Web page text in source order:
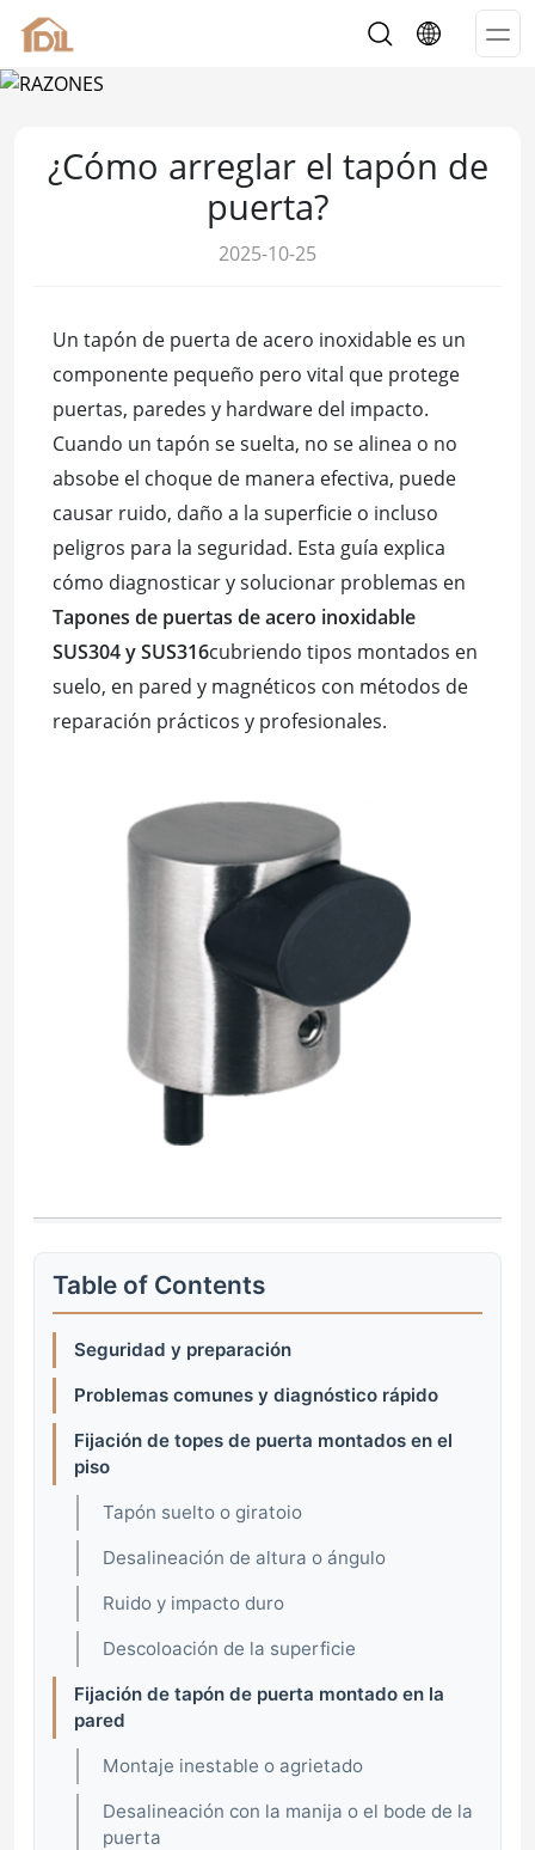
¿Cómo arreglar el tapón de
puerta?
2025-10-25
Un tapón de puerta de acero inoxidable es un
componente pequeño pero vital que protege
puertas, paredes y hardware del impacto.
Cuando un tapón se suelta, no se alinea o no
absobe el choque de manera efectiva, puede
causar ruido, daño a la superficie o incluso
peligros para la seguridad. Esta guía explica
cómo diagnosticar y solucionar problemas en
Tapones de puertas de acero inoxidable
SUS304 y SUS316cubriendo tipos montados en
suelo, en pared y magnéticos con métodos de
reparación prácticos y profesionales.
Table of Contents
Seguridad y preparación
Problemas comunes y diagnóstico rápido
Fijación de topes de puerta montados en el
piso
Tapón suelto o giratoio
Desalineación de altura o ángulo
Ruido y impacto duro
Descoloación de la superficie
Fijación de tapón de puerta montado en la
pared
Montaje inestable o agrietado
Desalineación con la manija o el bode de la
puerta